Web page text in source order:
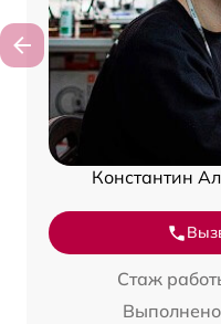
Константин
Стаж